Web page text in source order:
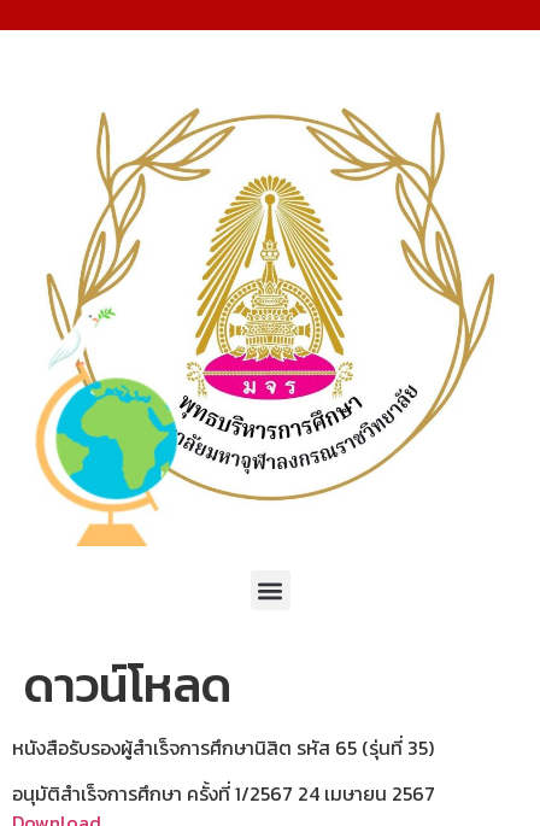
ดาวน์โหลด
หนังสือรับรองผู้สำเร็จการศึกษานิสิต รหัส 65 (รุ่นที่ 35)
อนุมัติสำเร็จการศึกษา ครั้งที่ 1/2567 24 เมษายน 2567